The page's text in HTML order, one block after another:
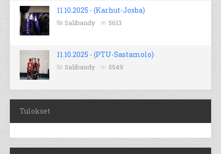
11.10.2025 - (Karhut-Josba)
Salibandy 5613
11.10.2025 - (PTU-Sastamolo)
Salibandy 5549
Tulokset